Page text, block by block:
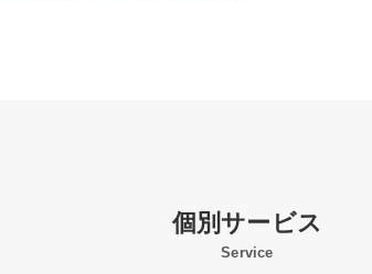
個別サービス
Service